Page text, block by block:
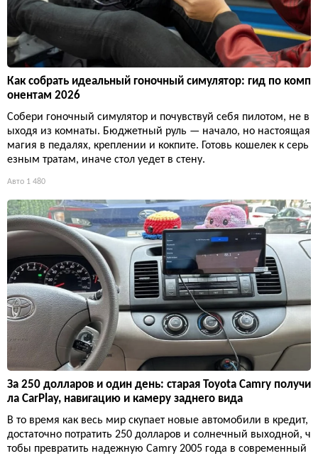
Как собрать идеальный гоночный симулятор: гид по комп
онентам 2026
Собери гоночный симулятор и почувствуй себя пилотом, не в
ыходя из комнаты. Бюджетный руль — начало, но настоящая
магия в педалях, креплении и кокпите. Готовь кошелек к серь
езным тратам, иначе стол уедет в стену.
Авто 1 480
За 250 долларов и один день: старая Toyota Camry получи
ла CarPlay, навигацию и камеру заднего вида
В то время как весь мир скупает новые автомобили в кредит,
достаточно потратить 250 долларов и солнечный выходной, ч
тобы превратить надежную Camry 2005 года в современный